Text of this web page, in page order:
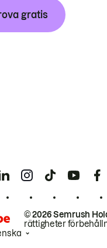
gratis
© 2026 Semrush
rättigheter